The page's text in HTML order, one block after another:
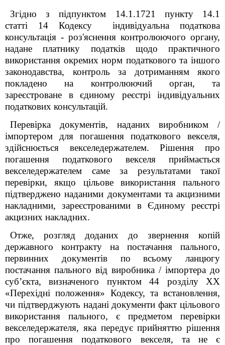
Згідно з підпунктом 14.1.1721
пункту 14.1
статті 14 Кодексу індивідуальна податкова
консультація - роз'яснення контролюючого органу,
надане платнику податків щодо практичного
використання окремих норм податкового та іншого
законодавства, контроль за дотриманням якого
покладено на контролюючий орган, та
зареєстроване в єдиному реєстрі індивідуальних
податкових консультацій.
Перевірка документів, наданих виробником /
імпортером для погашення податкового векселя,
здійснюється векселедержателем. Рішення про
погашення податкового векселя приймається
векселедержателем саме за результатами такої
перевірки, якщо цільове використання пального
підтверджено наданими документами та акцизними
накладними, зареєстрованими в Єдиному реєстрі
акцизних накладних.
Отже, розгляд доданих до звернення копій
державного контракту на постачання пального,
первинних документів по всьому ланцюгу
постачання пального від виробника / імпортера до
суб’єкта, визначеного пунктом 44 розділу ХХ
«Перехідні положення» Кодексу, та встановлення,
чи підтверджують надані документи факт цільового
використання пального, є предметом перевірки
векселедержателя, яка передує прийняттю рішення
про погашення податкового векселя, та не є